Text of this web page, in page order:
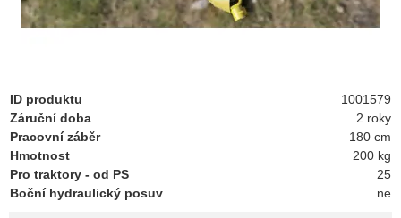
ID produktu
1001579
Záruční doba
2 roky
Pracovní záběr
180 cm
Hmotnost
200 kg
Pro traktory - od PS
25
Boční hydraulický posuv
ne